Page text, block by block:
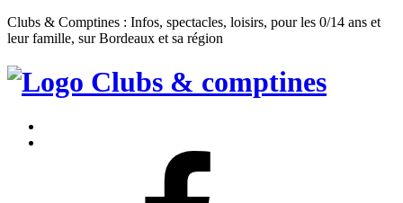
Clubs & Comptines : Infos, spectacles, loisirs, pour les 0/14 ans et
leur famille, sur Bordeaux et sa région
Clubs
Comptines